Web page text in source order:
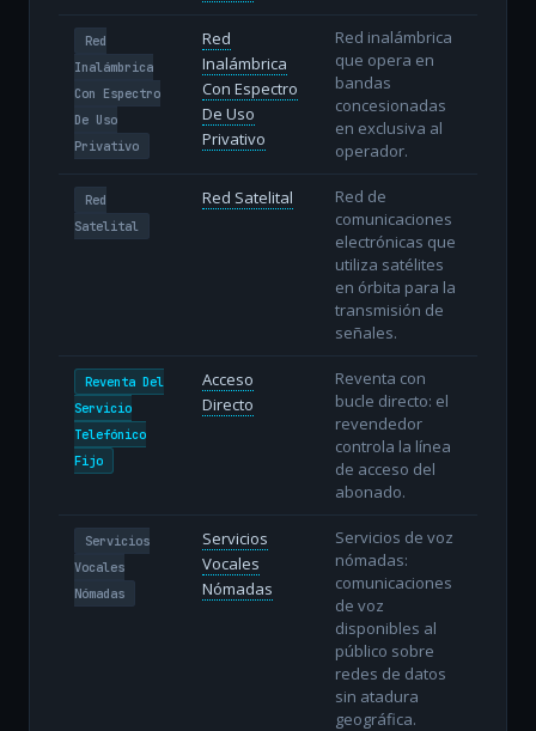
Red
Inalámbrica
Con Espectro
De Uso
Privativo
Red
Inalámbrica
Con Espectro
De Uso
Privativo
Red inalámbrica
que opera en
bandas
concesionadas
en exclusiva al
operador.
Red
Satelital
Red Satelital
Red de
comunicaciones
electrónicas que
utiliza satélites
en órbita para la
transmisión de
señales.
Reventa Del
Servicio
Telefónico
Fijo
Acceso
Directo
Reventa con
bucle directo: el
revendedor
controla la línea
de acceso del
abonado.
Servicios
Vocales
Nómadas
Servicios
Vocales
Nómadas
Servicios de voz
nómadas:
comunicaciones
de voz
disponibles al
público sobre
redes de datos
sin atadura
geográfica.